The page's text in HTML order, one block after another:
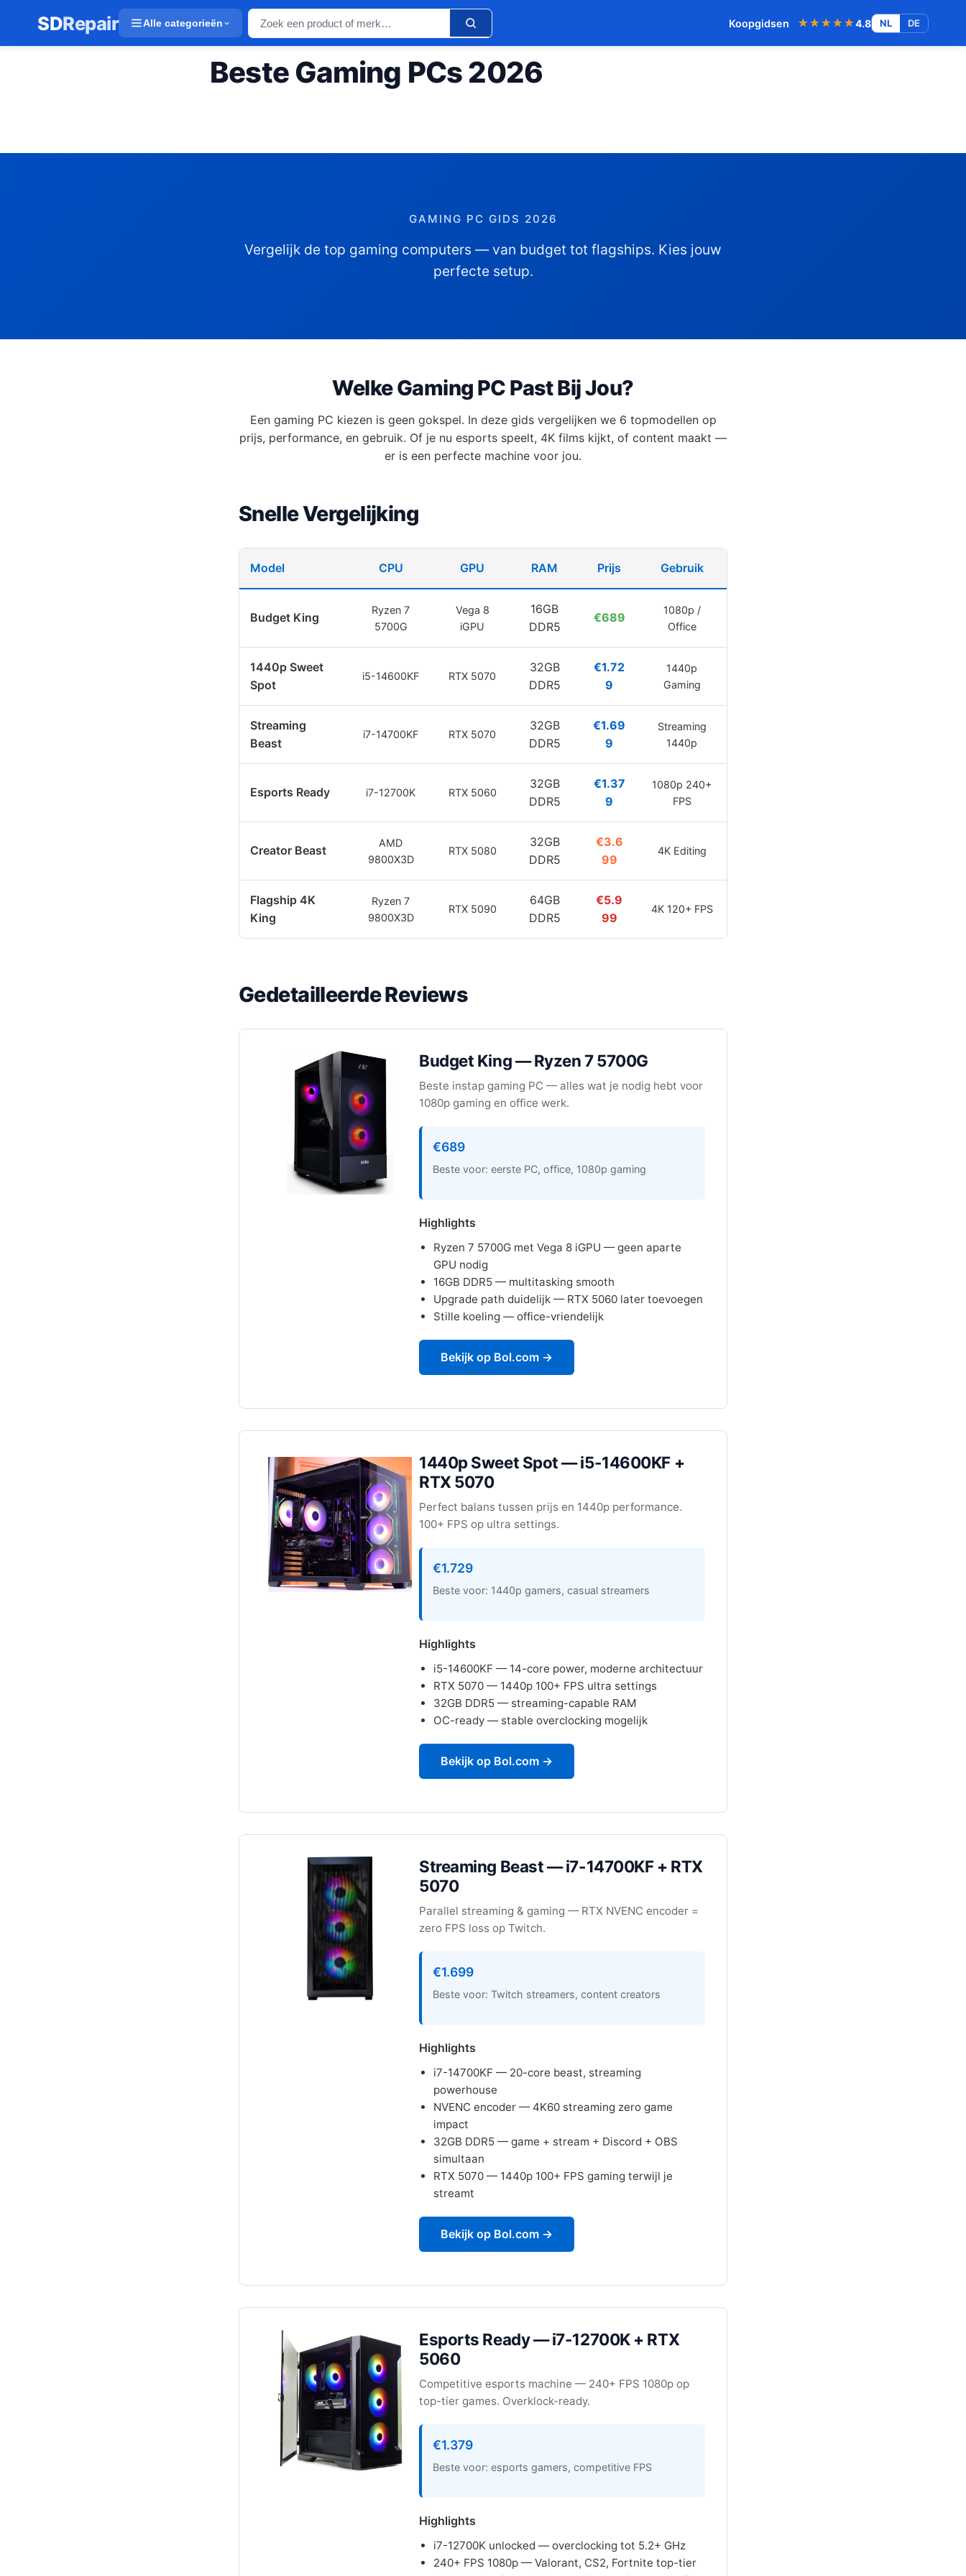
SDRepair Alle categorieën Koopgidsen ★★★★★
★★★★★4.8 NL DE
Beste Gaming PCs 2026
GAMING PC GIDS 2026
Vergelijk de top gaming computers — van budget tot flagships. Kies jouw
perfecte setup.
Welke Gaming PC Past Bij Jou?
Een gaming PC kiezen is geen gokspel. In deze gids vergelijken we 6 topmodellen op
prijs, performance, en gebruik. Of je nu esports speelt, 4K films kijkt, of content maakt —
er is een perfecte machine voor jou.
Snelle Vergelijking
Model CPU GPU RAM Prijs Gebruik
Budget King
Ryzen 7
5700G
Vega 8
iGPU
16GB
DDR5
€689
1080p /
Office
1440p Sweet
Spot
i5-14600KF RTX 5070
32GB
DDR5
€1.72
9
1440p
Gaming
Streaming
Beast
i7-14700KF RTX 5070
32GB
DDR5
€1.69
9
Streaming
1440p
Esports Ready i7-12700K RTX 5060
32GB
DDR5
€1.37
9
1080p 240+
FPS
Creator Beast
AMD
9800X3D
RTX 5080
32GB
DDR5
€3.6
99
4K Editing
Flagship 4K
King
Ryzen 7
9800X3D
RTX 5090
64GB
DDR5
€5.9
99
4K 120+ FPS
Gedetailleerde Reviews
Budget King — Ryzen 7 5700G
Beste instap gaming PC — alles wat je nodig hebt voor
1080p gaming en office werk.
€689
Beste voor: eerste PC, office, 1080p gaming
Highlights
Ryzen 7 5700G met Vega 8 iGPU — geen aparte
GPU nodig
16GB DDR5 — multitasking smooth
Upgrade path duidelijk — RTX 5060 later toevoegen
Stille koeling — office-vriendelijk
Bekijk op Bol.com →
1440p Sweet Spot — i5-14600KF +
RTX 5070
Perfect balans tussen prijs en 1440p performance.
100+ FPS op ultra settings.
€1.729
Beste voor: 1440p gamers, casual streamers
Highlights
i5-14600KF — 14-core power, moderne architectuur
RTX 5070 — 1440p 100+ FPS ultra settings
32GB DDR5 — streaming-capable RAM
OC-ready — stable overclocking mogelijk
Bekijk op Bol.com →
Streaming Beast — i7-14700KF + RTX
5070
Parallel streaming & gaming — RTX NVENC encoder =
zero FPS loss op Twitch.
€1.699
Beste voor: Twitch streamers, content creators
Highlights
i7-14700KF — 20-core beast, streaming
powerhouse
NVENC encoder — 4K60 streaming zero game
impact
32GB DDR5 — game + stream + Discord + OBS
simultaan
RTX 5070 — 1440p 100+ FPS gaming terwijl je
streamt
Bekijk op Bol.com →
Esports Ready — i7-12700K + RTX
5060
Competitive esports machine — 240+ FPS 1080p op
top-tier games. Overklock-ready.
€1.379
Beste voor: esports gamers, competitive FPS
Highlights
i7-12700K unlocked — overclocking tot 5.2+ GHz
240+ FPS 1080p — Valorant, CS2, Fortnite top-tier